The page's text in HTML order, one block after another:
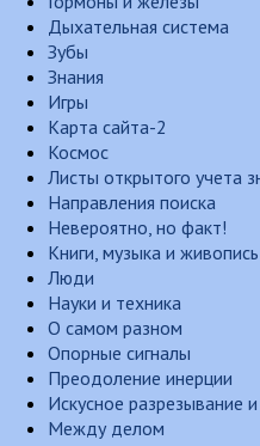
Дыхательная система
Зубы
Знания
Игры
Карта сайта-2
Космос
Листы открытого учета
Направления поиска
Невероятно, но факт!
Книги, музыка и живопись
Люди
Науки и техника
О самом разном
Опорные сигналы
Преодоление инерции
Искусное разрезывание
Между делом